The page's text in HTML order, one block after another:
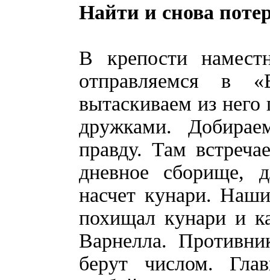
Найти и снова
В крепости
отправляемся в
вытаскиваем из
дружками.
правду. Там
дневное сборище,
насчет кунари.
похищал кунари и
Варнелла.
берут числом.